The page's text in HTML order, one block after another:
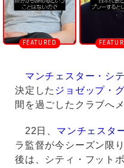
マンチェスター・シ
決定した ジョゼップ・
間を過ごしたクラブへ
22日、 マンチェスタ
ラ監督が今シーズン限
後は、シティ・フット